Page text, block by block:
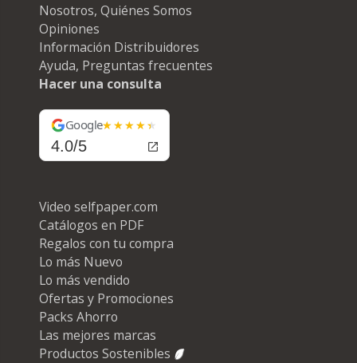
Nosotros, Quiénes Somos
Opiniones
Información Distribuidores
Ayuda, Preguntas frecuentes
Hacer una consulta
Google
4.0/5
Video selfpaper.com
Catálogos en PDF
Regalos con tu compra
Lo más Nuevo
Lo más vendido
Ofertas y Promociones
Packs Ahorro
Las mejores marcas
Productos Sostenibles